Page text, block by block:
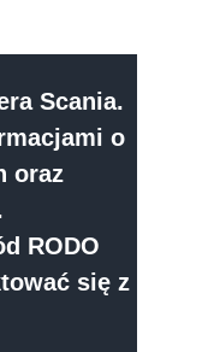
Scania.
o
oraz
RODO
się z